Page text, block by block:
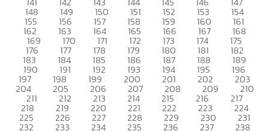
148 149 150 151 152 153 154
155 156 157 158 159 160 161
162 163 164 165 166 167 168
169 170 171 172 173 174 175
176 177 178 179 180 181 182
183 184 185 186 187 188 189
190 191 192 193 194 195 196
197 198 199 200 201 202 203
204 205 206 207 208 209 210
211 212 213 214 215 216 217
218 219 220 221 222 223 224
225 226 227 228 229 230 231
232 233 234 235 236 237 238